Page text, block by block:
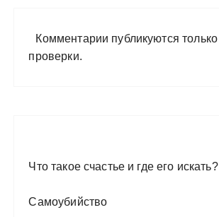
Комментарии публикуются
проверки.
Что такое счастье и где его искать?
Самоубийство